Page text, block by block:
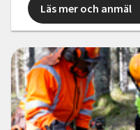
Läs mer och anmäl